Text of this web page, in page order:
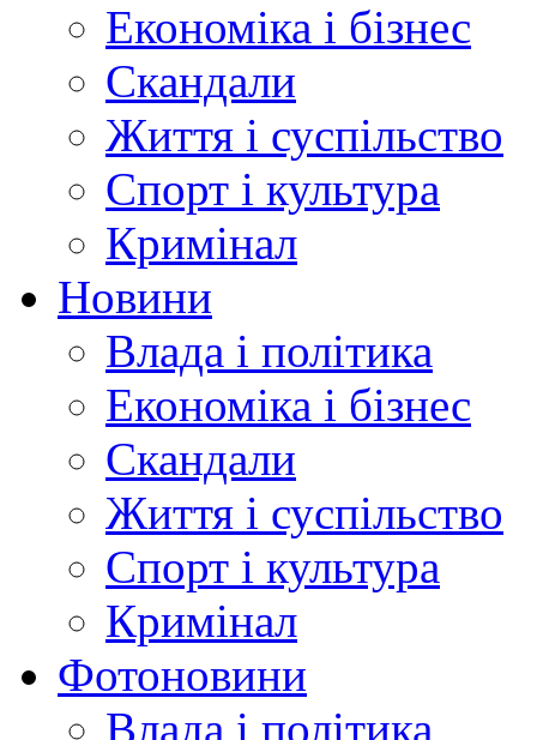
Економіка і бізнес
Скандали
Життя і суспільство
Спорт і культура
Кримінал
Новини
Влада і політика
Економіка і бізнес
Скандали
Життя і суспільство
Спорт і культура
Кримінал
Фотоновини
Влада і політика